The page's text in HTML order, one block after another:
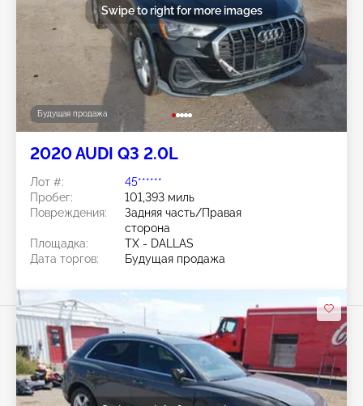
Будущая продажа
Swipe to right for more images
2020 AUDI Q3 2.0L
Лот #:
45******
Пробег:
101,393 миль
Повреждения:
Задняя часть/Правая
сторона
Площадка:
TX - DALLAS
Дата торгов:
Будущая продажа